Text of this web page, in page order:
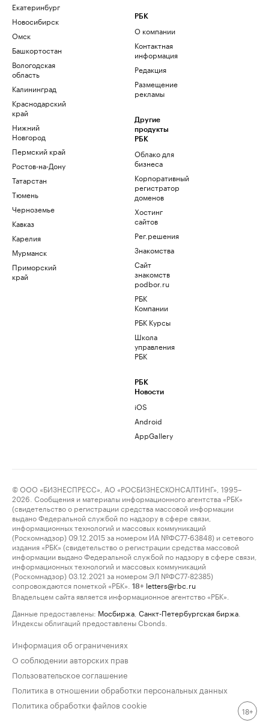
Екатеринбург
Новосибирск
Омск
Башкортостан
Вологодская
область
Калининград
Краснодарский
край
Нижний
Новгород
Пермский край
Ростов-на-Дону
Татарстан
Тюмень
Черноземье
Кавказ
Карелия
Мурманск
Приморский
край
РБК
О компании
Контактная
информация
Редакция
Размещение
рекламы
Другие
продукты
РБК
Облако для
бизнеса
Корпоративный
регистратор
доменов
Хостинг
сайтов
Рег.решения
Знакомства
Сайт
знакомств
podbor.ru
РБК
Компании
РБК Курсы
Школа
управления
РБК
РБК
Новости
iOS
Android
AppGallery
© ООО «БИЗНЕСПРЕСС», АО «РОСБИЗНЕСКОНСАЛТИНГ», 1995–
2026. Сообщения и материалы информационного агентства «РБК»
(свидетельство о регистрации средства массовой информации
выдано Федеральной службой по надзору в сфере связи,
информационных технологий и массовых коммуникаций
(Роскомнадзор) 09.12.2015 за номером ИА №ФС77-63848) и сетевого
издания «РБК» (свидетельство о регистрации средства массовой
информации выдано Федеральной службой по надзору в сфере связи,
информационных технологий и массовых коммуникаций
(Роскомнадзор) 03.12.2021 за номером ЭЛ №ФС77-82385)
сопровождаются пометкой «РБК».
18+ letters@rbc.ru
Владельцем сайта является информационное агентство «РБК».
Данные предоставлены: Мосбиржа Санкт-Петербургская биржа
Индексы облигаций предоставлены Cbonds.
Информация об ограничениях
О соблюдении авторских прав
Пользовательское соглашение
Политика в отношении обработки персональных данных
Политика обработки файлов cookie
18+